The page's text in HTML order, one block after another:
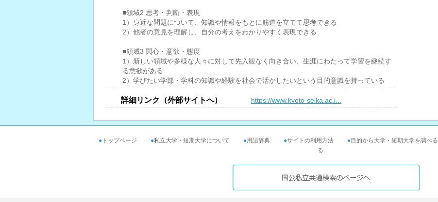
■領域2 思考・判断・表現
1）身近な問題について、知識や情報をもとに筋道を立てて思考できる
2）他者の意見を理解し、自分の考えをわかりやすく表現できる
■領域3 関心・意欲・態度
1）新しい領域や多様な人々に対して先入観なく向き合い、生涯にわたって学習を継続す
る意欲がある
2）学びたい学部・学科の知識や経験を社会で活かしたいという目的意識を持っている
詳細リンク（外部サイトへ） https://www.kyoto-seika.ac.j...
● トップページ ●私立大学・短期大学について ●用語辞典 ●サイトの利用方法 ●目的から大学・短期大学を調べる
る